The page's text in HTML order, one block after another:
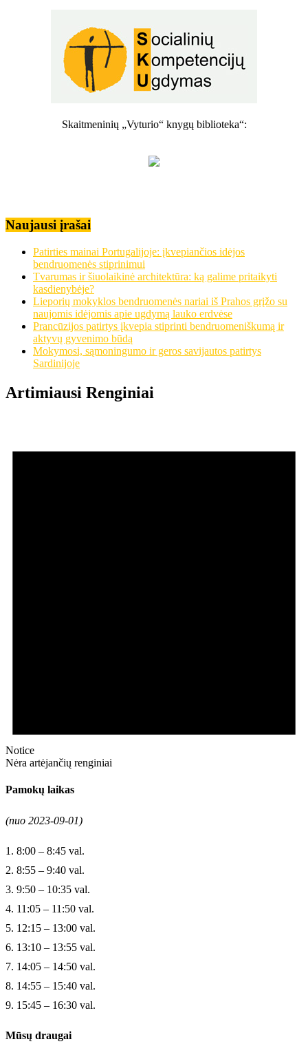
Skaitmeninių „Vyturio“ knygų biblioteka“:
Naujausi įrašai
Patirties mainai Portugalijoje: įkvepiančios idėjos
bendruomenės stiprinimui
Tvarumas ir šiuolaikinė architektūra: ką galime pritaikyti
kasdienybėje?
Lieporių mokyklos bendruomenės nariai iš Prahos grįžo su
naujomis idėjomis apie ugdymą lauko erdvėse
Prancūzijos patirtys įkvepia stiprinti bendruomeniškumą ir
aktyvų gyvenimo būdą
Mokymosi, sąmoningumo ir geros savijautos patirtys
Sardinijoje
Artimiausi Renginiai
Notice
Nėra artėjančių renginiai
Pamokų laikas
(nuo 2023-09-01)
1. 8:00 – 8:45 val.
2. 8:55 – 9:40 val.
3. 9:50 – 10:35 val.
4. 11:05 – 11:50 val.
5. 12:15 – 13:00 val.
6. 13:10 – 13:55 val.
7. 14:05 – 14:50 val.
8. 14:55 – 15:40 val.
9. 15:45 – 16:30 val.
Mūsų draugai